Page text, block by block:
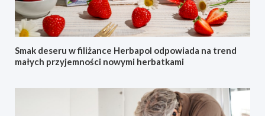
Smak deseru w filiżance Herbapol odpowiada na trend
małych przyjemności nowymi herbatkami